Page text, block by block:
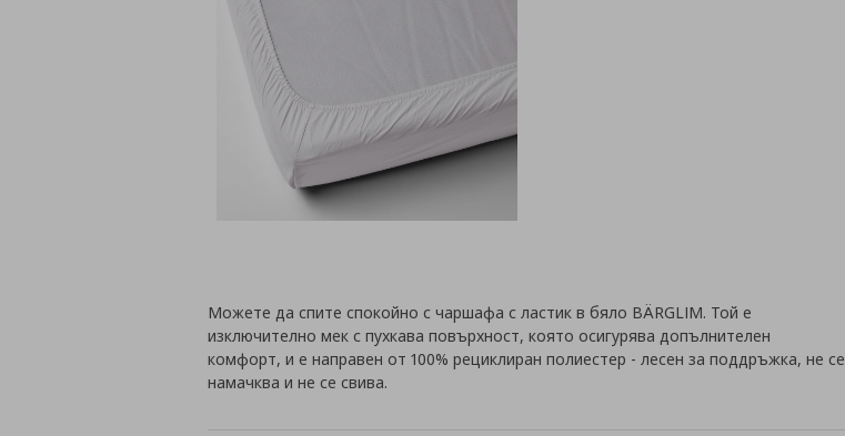
Можете да спите спокойно с чаршафа с ластик в бяло BÄRGLIM. Той е
изключително мек с пухкава повърхност, която осигурява допълнителен
комфорт, и е направен от 100% рециклиран полиестер - лесен за поддръжка, не се
намачква и не се свива.